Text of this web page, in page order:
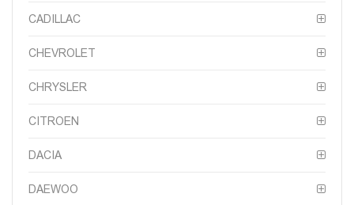
CADILLAC
CHEVROLET
CHRYSLER
CITROEN
DACIA
DAEWOO